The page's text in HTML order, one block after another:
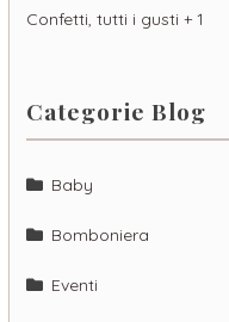
Confetti, tutti i gusti + 1
Categorie Blog
Baby
Bomboniera
Eventi